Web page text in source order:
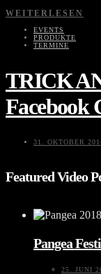
WEITERLESEN
EVENTS
PRODUKTE
TERMINE
TRICK
Facebook
31. OKTOBER
Featured Video
Pangea
25. JUNI